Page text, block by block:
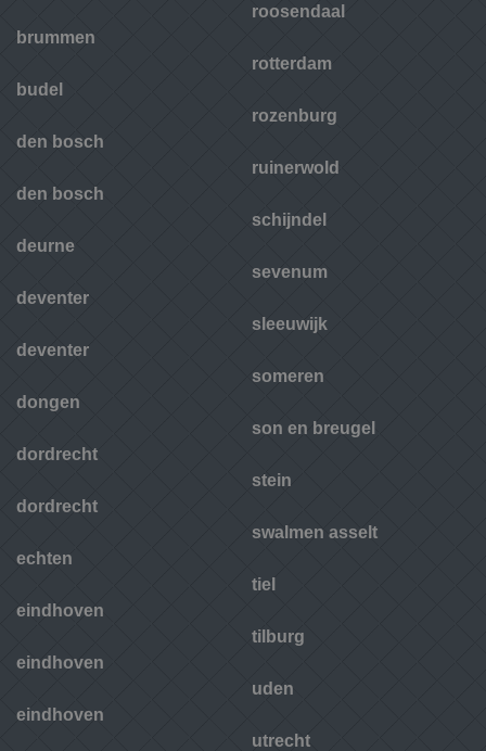
brummen
budel
den bosch
den bosch
deurne
deventer
deventer
dongen
dordrecht
dordrecht
echten
eindhoven
eindhoven
eindhoven
roosendaal
rotterdam
rozenburg
ruinerwold
schijndel
sevenum
sleeuwijk
someren
son en breugel
stein
swalmen asselt
tiel
tilburg
uden
utrecht